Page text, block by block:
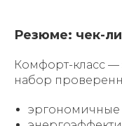
Резюме: чек-
Комфорт-класс —
набор
эргономичные